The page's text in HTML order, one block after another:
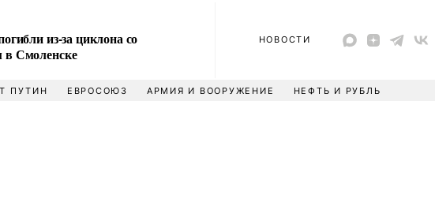
из-за циклона со
Смоленске
НОВОСТИ
ПУТИН ЕВРОСОЮЗ АРМИЯ И ВООРУЖЕНИЕ НЕФТЬ И РУБЛЬ